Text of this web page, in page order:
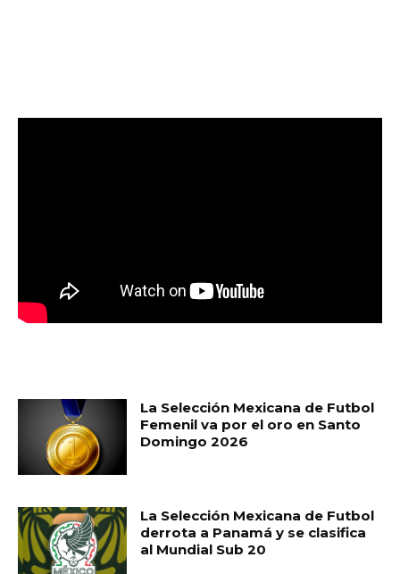
La Selección Mexicana de Futbol
Femenil va por el oro en Santo
Domingo 2026
La Selección Mexicana de Futbol
derrota a Panamá y se clasifica
al Mundial Sub 20